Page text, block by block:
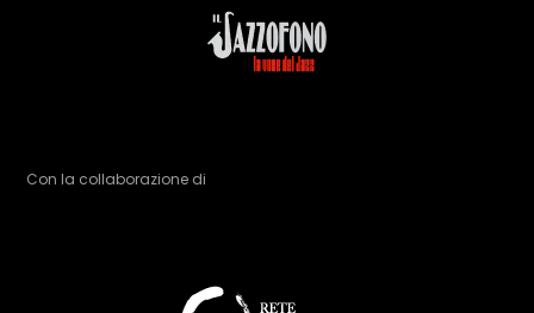
Con la collaborazione di